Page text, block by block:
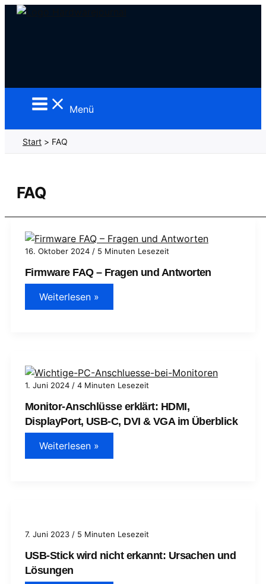
Zum
Menü
Start FAQ
FAQ
16. Oktober 2024 / 5 Minuten Lesezeit
Firmware FAQ – Fragen und Antworten
Firmware
FAQ
–
Weiterlesen »
1. Juni 2024 / 4 Minuten Lesezeit
Monitor-Anschlüsse erklärt: HDMI,
DisplayPort, USB-C, DVI & VGA im Überblick
Monitor-
Anschlüsse
erklärt:
VGA
im
Weiterlesen »
7. Juni 2023 / 5 Minuten Lesezeit
USB-Stick wird nicht erkannt: Ursachen und
Lösungen